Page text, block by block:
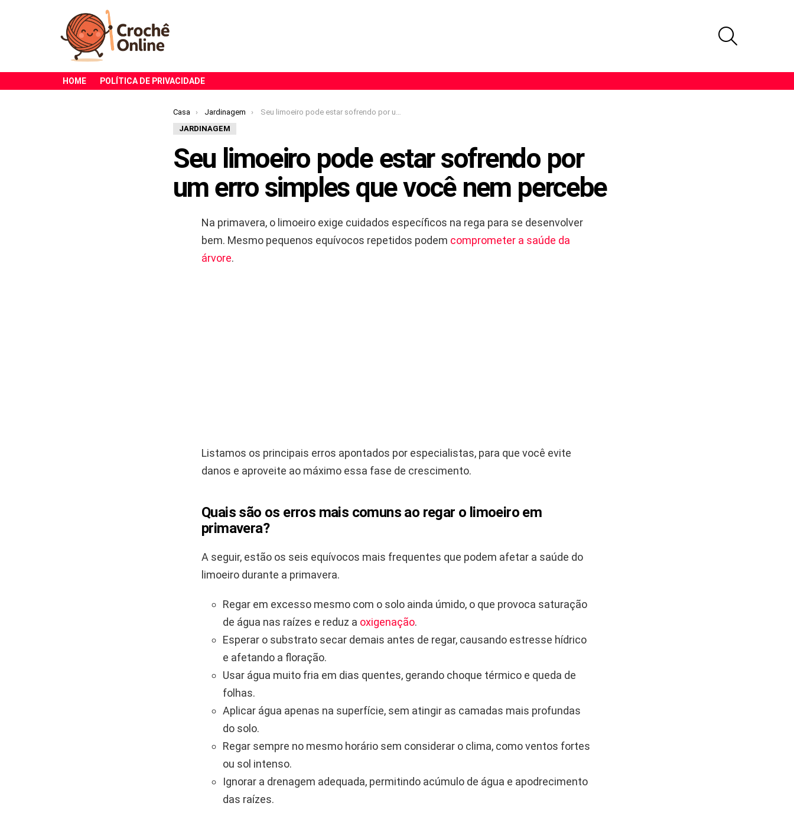
HOME POLÍTICA DE PRIVACIDADE
Você está aqui:
Casa Jardinagem
Seu limoeiro pode estar sofrendo por um erro simples que você nem percebe
JARDINAGEM
Seu limoeiro pode estar sofrendo por
um erro simples que você nem percebe
Na primavera, o limoeiro exige cuidados específicos na rega para se desenvolver
bem. Mesmo pequenos equívocos repetidos podem comprometer a saúde da
árvore.
Listamos os principais erros apontados por especialistas, para que você evite
danos e aproveite ao máximo essa fase de crescimento.
Quais são os erros mais comuns ao regar o limoeiro em
primavera?
A seguir, estão os seis equívocos mais frequentes que podem afetar a saúde do
limoeiro durante a primavera.
Regar em excesso mesmo com o solo ainda úmido, o que provoca saturação
de água nas raízes e reduz a oxigenação.
Esperar o substrato secar demais antes de regar, causando estresse hídrico
e afetando a floração.
Usar água muito fria em dias quentes, gerando choque térmico e queda de
folhas.
Aplicar água apenas na superfície, sem atingir as camadas mais profundas
do solo.
Regar sempre no mesmo horário sem considerar o clima, como ventos fortes
ou sol intenso.
Ignorar a drenagem adequada, permitindo acúmulo de água e apodrecimento
das raízes.